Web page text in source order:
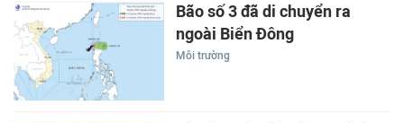
Bão số 3 đã di chuyển ra
ngoài Biển Đông
Môi trường